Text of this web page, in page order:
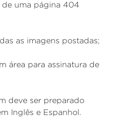
de uma página 404
as imagens postadas;
área para assinatura de
deve ser preparado
Inglês e Espanhol.